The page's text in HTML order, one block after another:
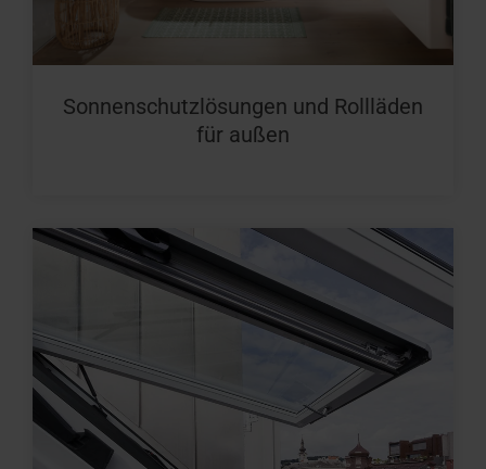
Sonnenschutzlösungen und Rollläden
für außen